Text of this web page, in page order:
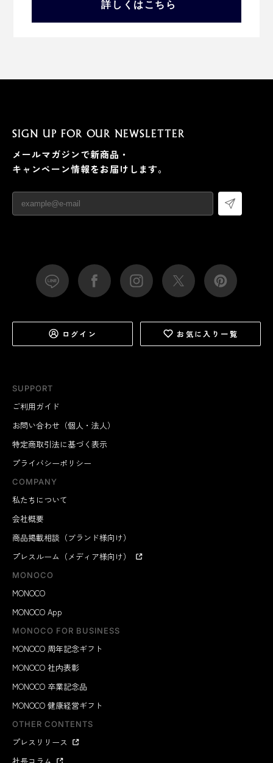
詳しくはこちら
SUPPORT
ご利用ガイド
お問い合わせ（個人・法人）
特定商取引法に基づく表示
プライバシーポリシー
COMPANY
私たちについて
会社概要
商品掲載相談（ブランド様向け）
プレスルーム（メディア様向け）
MONOCO
MONOCO
MONOCO App
MONOCO FOR BUSINESS
MONOCO 周年記念ギフト
MONOCO 社内表彰
MONOCO 卒業記念品
MONOCO 健康経営ギフト
OTHER CONTENTS
プレスリリース
社長コラム
SIGN UP FOR OUR NEWSLETTER
メールマガジンで新商品・
キャンペーン情報をお届けします。
ログイン お気に入り一覧